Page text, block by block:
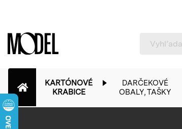
PackShop
KARTÓNOVÉ
KRABICE
DARČEKOVÉ
OBALY, TAŠKY